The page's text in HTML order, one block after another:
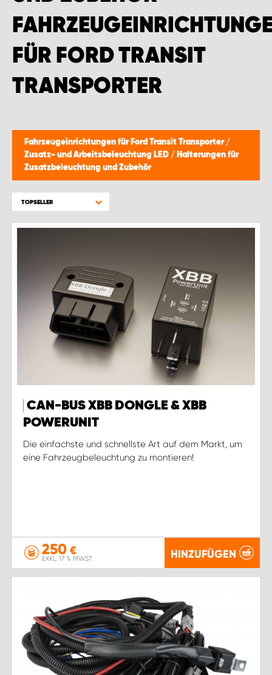
FÜR FORD TRANSIT
TRANSPORTER
Fahrzeugeinrichtungen für Ford Transit Transporter /
Zusatz- und Arbeitsbeleuchtung LED / Halterungen für
Zusatzbeleuchtung und Zubehör
TOPSELLER
CAN-BUS XBB DONGLE & XBB
POWERUNIT
Die einfachste und schnellste Art auf dem Markt, um
eine Fahrzeugbeleuchtung zu montieren!
250 €
EXKL. 17 % MWST. HINZUFÜGEN